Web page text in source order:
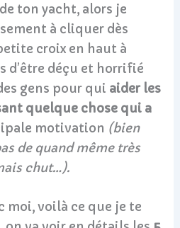
ton yacht, alors je
à cliquer dès
croix en haut à
d’être déçu et horrifié
gens pour qui aider les
quelque chose qui a
motivation (bien
de quand même très
chut…).
moi, voilà ce que je te